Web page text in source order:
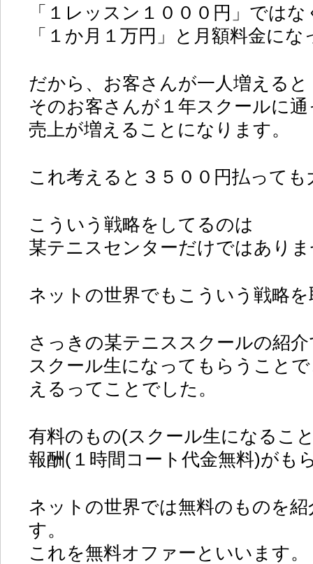
「１レッスン１０００円」ではな
「１か月１万円」と月額料金に
だから、お客さんが一人増えると
そのお客さんが１年スクールに
売上が増えることになります。
これ考えると３５００円払って
こういう戦略をしてるのは
某テニスセンターだけではあり
ネットの世界でもこういう戦略
さっきの某テニススクールの紹
スクール生になってもらうこと
えるってことでした。
有料のもの(スクール生になるこ
報酬(１時間コート代金無料)がも
ネットの世界では無料のものを
す。
これを無料オファーといいます。